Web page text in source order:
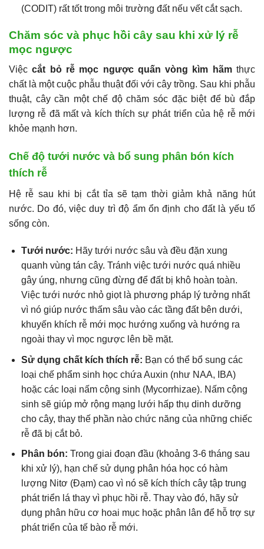
(CODIT) rất tốt trong môi trường đất nếu vết cắt sạch.
Chăm sóc và phục hồi cây sau khi xử lý rễ
mọc ngược
Việccắt bỏ rễ mọc ngược quấn vòng kìm hãmthực
chất là một cuộc phẫu thuật đối với cây trồng. Sau khi phẫu
thuật, cây cần một chế độ chăm sóc đặc biệt để bù đắp
lượng rễ đã mất và kích thích sự phát triển của hệ rễ mới
khỏe mạnh hơn.
Chế độ tưới nước và bổ sung phân bón kích
thích rễ
Hệ rễ sau khi bị cắt tỉa sẽ tạm thời giảm khả năng hút
nước. Do đó, việc duy trì độ ẩm ổn định cho đất là yếu tố
sống còn.
Tưới nước: Hãy tưới nước sâu và đều đặn xung
quanh vùng tán cây. Tránh việc tưới nước quá nhiều
gây úng, nhưng cũng đừng để đất bị khô hoàn toàn.
Việc tưới nước nhỏ giọt là phương pháp lý tưởng nhất
vì nó giúp nước thấm sâu vào các tầng đất bên dưới,
khuyến khích rễ mới mọc hướng xuống và hướng ra
ngoài thay vì mọc ngược lên bề mặt.
Sử dụng chất kích thích rễ: Bạn có thể bổ sung các
loại chế phẩm sinh học chứa Auxin (như NAA, IBA)
hoặc các loại nấm cộng sinh (Mycorrhizae). Nấm cộng
sinh sẽ giúp mở rộng mạng lưới hấp thụ dinh dưỡng
cho cây, thay thế phần nào chức năng của những chiếc
rễ đã bị cắt bỏ.
Phân bón: Trong giai đoạn đầu (khoảng 3-6 tháng sau
khi xử lý), hạn chế sử dụng phân hóa học có hàm
lượng Nitơ (Đạm) cao vì nó sẽ kích thích cây tập trung
phát triển lá thay vì phục hồi rễ. Thay vào đó, hãy sử
dụng phân hữu cơ hoai mục hoặc phân lân để hỗ trợ sự
phát triển của tế bào rễ mới.